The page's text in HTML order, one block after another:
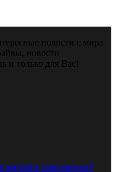
новости с мира
новости
и только для Вас!
картой и техосмотром?